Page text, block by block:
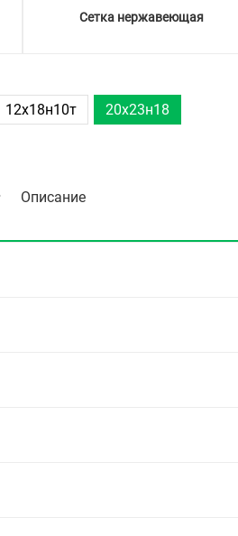
Сетка нержавеющая
12х18н10т 20х23н18
Описание